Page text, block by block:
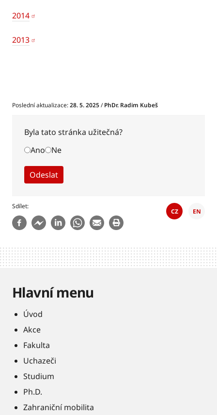
2014
2013
Poslední aktualizace:28. 5. 2025/PhDr. Radim Kubeš
Byla tato stránka užitečná?
Ano
Ne
Sdílet
CZ EN
Hlavní menu
Úvod
Akce
Fakulta
Uchazeči
Studium
Ph.D.
Zahraniční mobilita